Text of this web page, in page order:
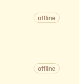
offline
offline